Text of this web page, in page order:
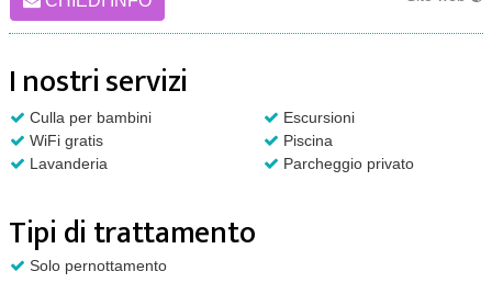
I nostri servizi
Culla per bambini
Escursioni
WiFi gratis
Piscina
Lavanderia
Parcheggio privato
Tipi di trattamento
Solo pernottamento